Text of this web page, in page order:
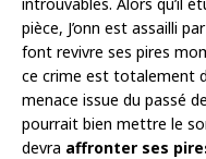
pièce, J’onn est assailli
font revivre ses pires
ce crime est totalement
menace issue du passé
pourrait bien mettre le
devra affronter ses